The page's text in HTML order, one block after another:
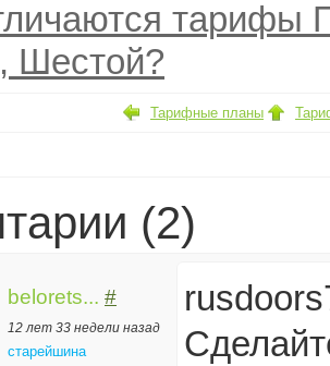
тарифы
Шестой?
Тарифные планы
(2)
belorets... #
12 лет 33 недели назад
старейшина